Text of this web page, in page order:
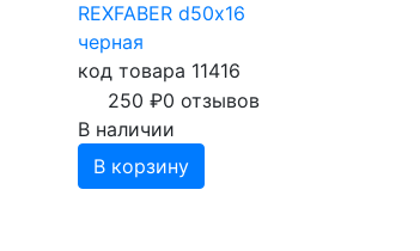
REXFABER d50х16
черная
код товара 11416
250 ₽0 отзывов
В наличии
В корзину